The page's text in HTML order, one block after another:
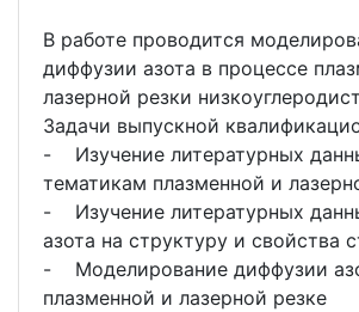
В работе проводится
диффузии азота в процессе
лазерной резки
Задачи выпускной
- Изучение литературных
тематикам плазменной и
- Изучение литературных
азота на структуру и свойства
- Моделирование диффузии
плазменной и лазерной резке